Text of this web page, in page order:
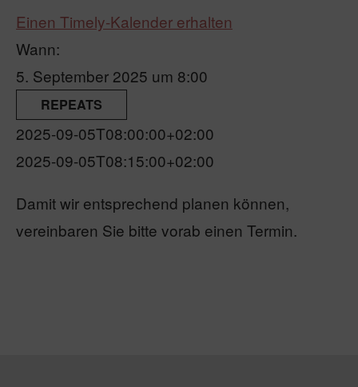
Einen Timely-Kalender erhalten
Wann:
5. September 2025 um 8:00
REPEATS
2025-09-05T08:00:00+02:00
2025-09-05T08:15:00+02:00
Damit wir entsprechend planen können,
vereinbaren Sie bitte vorab einen Termin.